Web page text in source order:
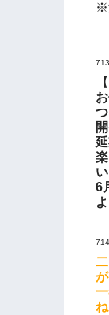
※
6
よ
が
ね